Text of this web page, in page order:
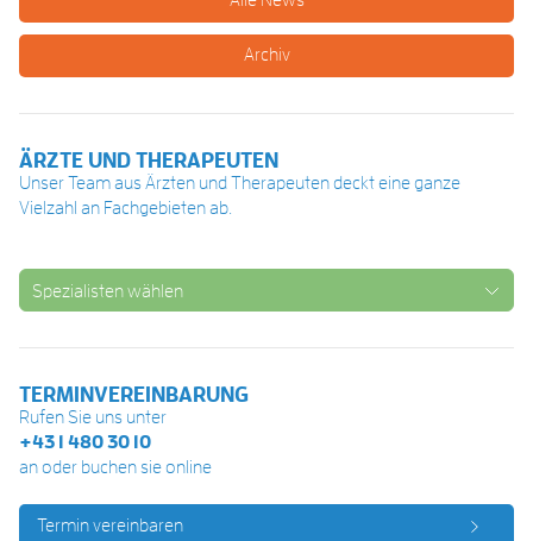
Archiv
ÄRZTE UND THERAPEUTEN
Unser Team aus Ärzten und Therapeuten deckt eine ganze
Vielzahl an Fachgebieten ab.
Spezialisten wählen
TERMINVEREINBARUNG
Rufen Sie uns unter
+43 1 480 30 10
an oder buchen sie online
Termin vereinbaren